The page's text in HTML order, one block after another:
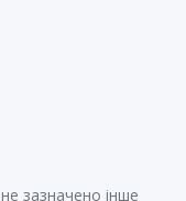
зазначено інше